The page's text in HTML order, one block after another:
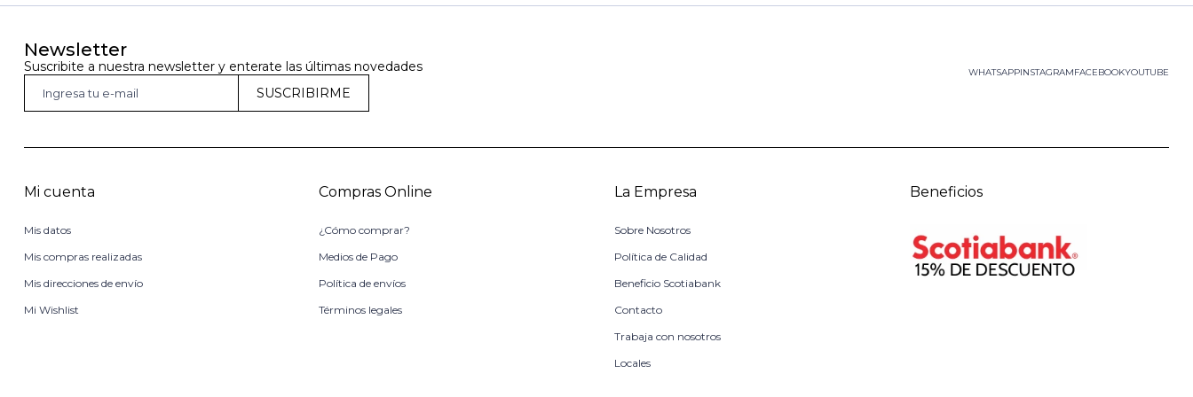
Newsletter
Suscribite a nuestra newsletter y enterate las últimas novedades
SUSCRIBIRME
WHATSAPP FACEBOOKYOUTUBE
INSTAGRAM
Mi cuenta
Mis datos
Mis compras realizadas
Mis direcciones de envío
Mi Wishlist
Compras Online
¿Cómo comprar?
Medios de Pago
Política de envíos
Términos legales
La Empresa
Sobre Nosotros
Política de Calidad
Beneficio Scotiabank
Contacto
Trabaja con nosotros
Locales
Beneficios